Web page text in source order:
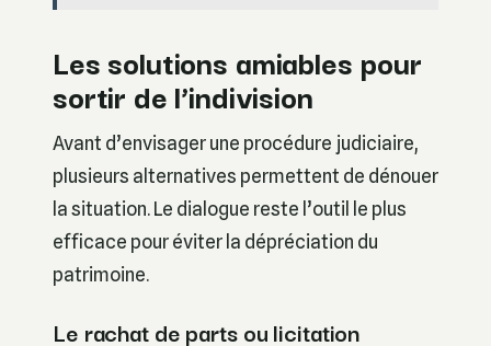
Les solutions amiables pour
sortir de l’indivision
Avant d’envisager une procédure judiciaire,
plusieurs alternatives permettent de dénouer
la situation. Le dialogue reste l’outil le plus
efficace pour éviter la dépréciation du
patrimoine.
Le rachat de parts ou licitation